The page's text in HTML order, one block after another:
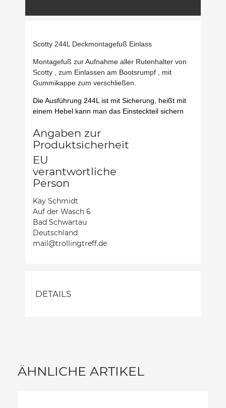
Scotty 244L Deckmontagefuß Einlass
Montagefuß zur Aufnahme aller Rutenhalter von
Scotty , zum Einlassen am Bootsrumpf , mit
Gummikappe zum verschließen.
Die Ausführung 244L ist mit Sicherung, heißt mit
einem Hebel kann man das Einsteckteil sichern
Angaben zur
Produktsicherheit
EU
verantwortliche
Person
Kay Schmidt
Auf der Wasch 6
Bad Schwartau
Deutschland
mail@trollingtreff.de
DETAILS
ÄHNLICHE ARTIKEL